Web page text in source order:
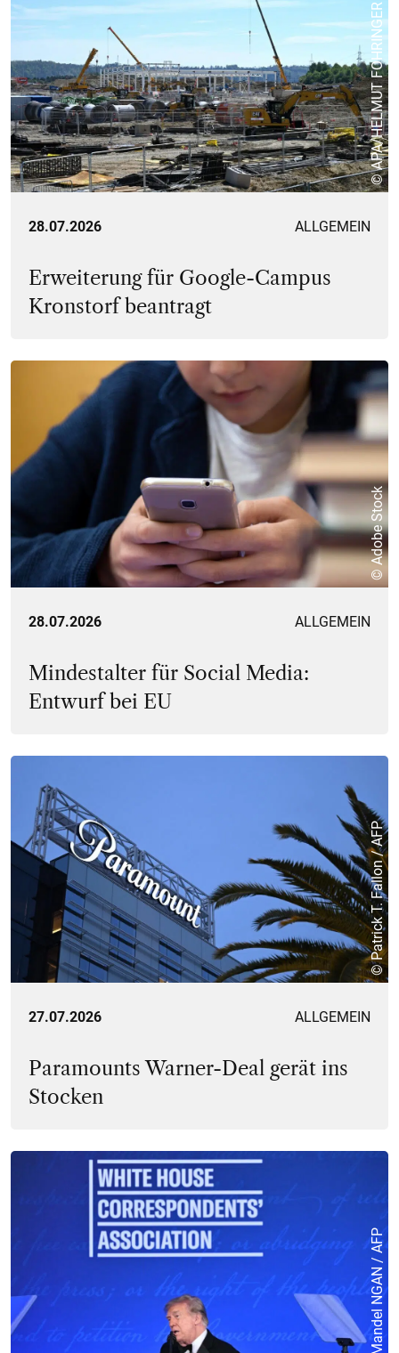
© APA/HELMUT FOHRINGER
28.07.2026 ALLGEMEIN
Erweiterung für Google-Campus
Kronstorf beantragt
© Adobe Stock
28.07.2026 ALLGEMEIN
Mindestalter für Social Media:
Entwurf bei EU
© Patrick T. Fallon / AFP
27.07.2026 ALLGEMEIN
Paramounts Warner-Deal gerät ins
Stocken
© Mandel NGAN / AFP